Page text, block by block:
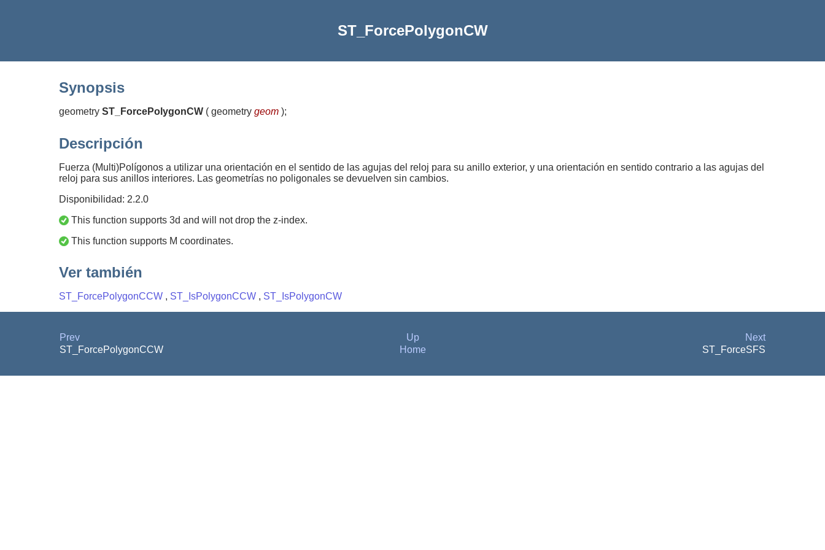
ST_ForcePolygonCW
Synopsis
geometry ST_ForcePolygonCW ( geometry geom );
Descripción
Fuerza (Multi)Polígonos a utilizar una orientación en el sentido de las agujas del reloj para su anillo exterior, y una orientación en sentido contrario a las agujas del
reloj para sus anillos interiores. Las geometrías no poligonales se devuelven sin cambios.
Disponibilidad: 2.2.0
This function supports 3d and will not drop the z-index.
This function supports M coordinates.
Ver también
ST_ForcePolygonCCW , ST_IsPolygonCCW , ST_IsPolygonCW
Prev Up
Next
ST_ForcePolygonCCW
Home ST_ForceSFS